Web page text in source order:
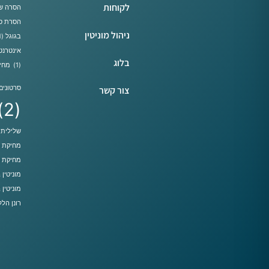
לקוחות
ניהול מוניטין
בלוג
צור קשר
הסרה
הסרת
בגוגל (1)
(1)
(2)
שלילית
מחיקת
מחיקת
רונן